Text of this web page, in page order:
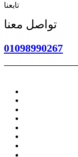
تابعنا
تواصل معنا
01098990267